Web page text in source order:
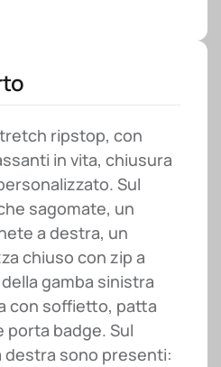
ripstop, con
in vita, chiusura
Sul
sagomate, un
a destra, un
chiuso con zip a
gamba sinistra
con soffietto, patta
porta badge. Sul
destra sono presenti: